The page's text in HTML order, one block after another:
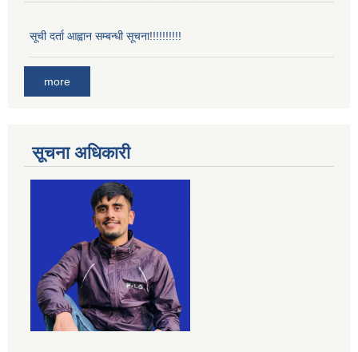
सूची दर्ता आह्वान सम्बन्धी सूचना!!!!!!!!!!
more
सूचना अधिकारी